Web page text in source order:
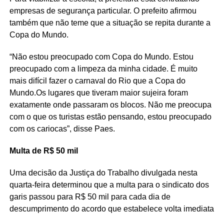
empresas de segurança particular. O prefeito afirmou
também que não teme que a situação se repita durante a
Copa do Mundo.
“Não estou preocupado com Copa do Mundo. Estou
preocupado com a limpeza da minha cidade. É muito
mais difícil fazer o carnaval do Rio que a Copa do
Mundo.Os lugares que tiveram maior sujeira foram
exatamente onde passaram os blocos. Não me preocupa
com o que os turistas estão pensando, estou preocupado
com os cariocas”, disse Paes.
Multa de R$ 50 mil
Uma decisão da Justiça do Trabalho divulgada nesta
quarta-feira determinou que a multa para o sindicato dos
garis passou para R$ 50 mil para cada dia de
descumprimento do acordo que estabelece volta imediata